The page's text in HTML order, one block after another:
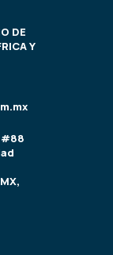
DE
Y
#88